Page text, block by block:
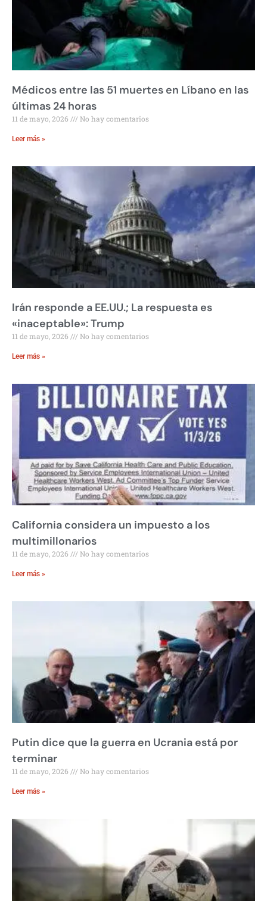
Médicos entre las 51 muertes en Líbano en las
últimas 24 horas
11 de mayo, 2026 No hay comentarios
Leer más »
Irán responde a EE.UU.; La respuesta es
«inaceptable»: Trump
11 de mayo, 2026 No hay comentarios
Leer más »
California considera un impuesto a los
multimillonarios
11 de mayo, 2026 No hay comentarios
Leer más »
Putin dice que la guerra en Ucrania está por
terminar
11 de mayo, 2026 No hay comentarios
Leer más »